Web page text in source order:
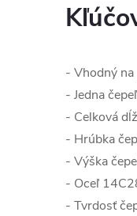
- Vhodný
- Jedna
- Celková
- Hrúbka
- Výška
- Oceľ
- Tvrdosť